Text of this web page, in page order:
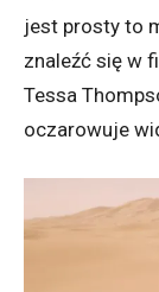
jest prosty to
znaleźć się w
Tessa
oczarowuje